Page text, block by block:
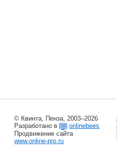
© Квинта, Пенза, 2003–2026
Разработано в
onlinebees
Продвижение сайта
www.online-pro.ru